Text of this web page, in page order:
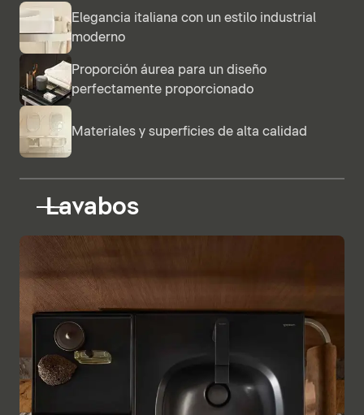
Elegancia italiana con un estilo industrial
moderno
Proporción áurea para un diseño
perfectamente proporcionado
Materiales y superficies de alta calidad
Lavabos